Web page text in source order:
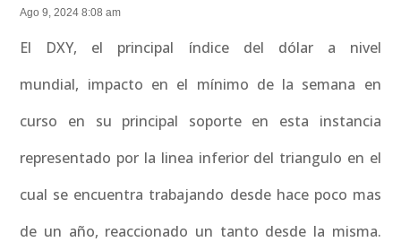
Ago 9, 2024 8:08 am
El DXY, el principal índice del dólar a nivel
mundial, impacto en el mínimo de la semana en
curso en su principal soporte en esta instancia
representado por la linea inferior del triangulo en el
cual se encuentra trabajando desde hace poco mas
de un año, reaccionado un tanto desde la misma.